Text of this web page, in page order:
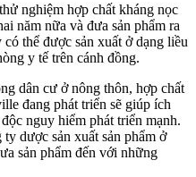
nghiệm hợp chất kháng nọc
năm nữa và đưa sản phẩm ra
thể được sản xuất ở dạng liều
y tế trên cánh đồng.
dân cư ở nông thôn, hợp chất
đang phát triển sẽ giúp ích
nguy hiểm phát triển mạnh.
dược sản xuất sản phẩm ở
sản phẩm đến với những